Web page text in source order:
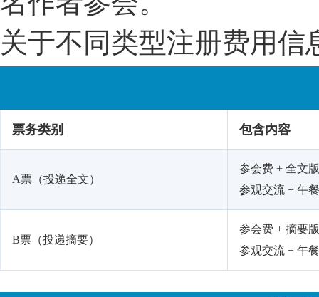
关于不同类型注册费用信
票务类别 包含内容
A票（投递全文）
参会费 + 全文
参观交流 + 午
B票（投递摘要）
参会费 + 摘要
参观交流 + 午